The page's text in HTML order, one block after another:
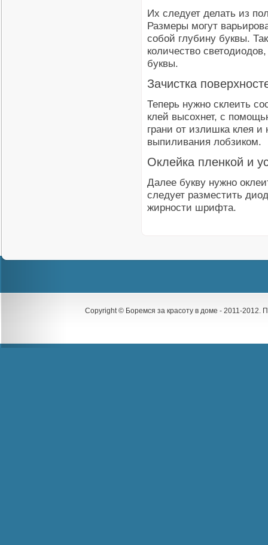
Их следует делать из
Размеры могут
собой глубину буквы.
количество
буквы.
Зачистка
Теперь нужно склеить
клей высохнет, с
грани от излишка клея и
выпиливания лобзиком.
Оклейка пленкой и
Далее букву нужно
следует разместить
жирности шрифта.
Copyright © Боремся за красоту в доме - 2011-2012.